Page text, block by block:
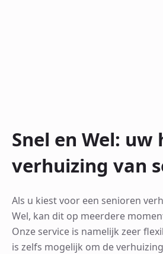
Snel en Wel:
verhuizing van
Als u kiest voor een senioren
Wel, kan dit op meerdere
Onze service is namelijk zeer
is zelfs mogelijk om de